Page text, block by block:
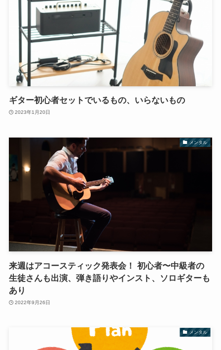
ギター初心者セットでいるもの、いらないもの
2023年1月20日
メンタル
来週はアコースティック発表会！ 初心者〜中級者の
生徒さんも出演、弾き語りやインスト、ソロギターも
あり
2022年9月26日
メンタル